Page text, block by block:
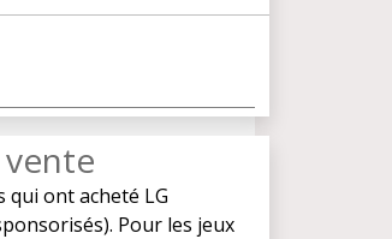
ont acheté LG
Pour les jeux